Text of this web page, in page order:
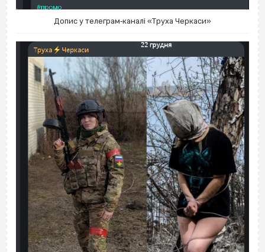
Допис у телеграм‐каналі «Труха Черкаси»